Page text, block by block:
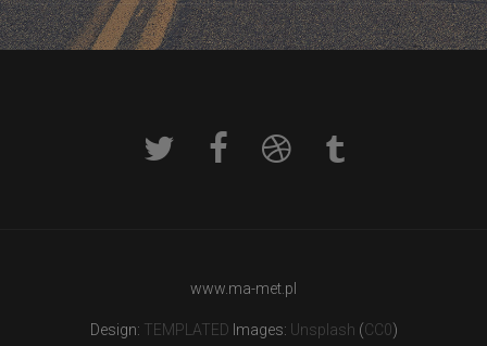
www.ma-met.pl
Design: TEMPLATED Images: Unsplash (CC0)